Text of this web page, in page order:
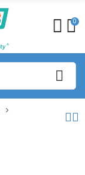
0